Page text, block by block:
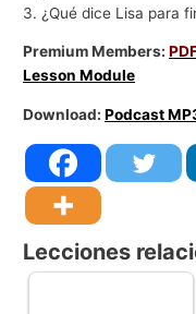
3. ¿Qué dice Lisa para
Premium Members:
Lesson Module
Download:Podcast
Lecciones